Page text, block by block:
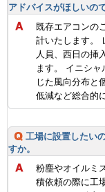
アドバイスがほしいの
既存エアコンの
計いたします。
人員、西日の挿
ます。 イニシ
じた風向分布と
低減など総合的
工場に設置したい
すか。
粉塵やオイルミ
積依頼の際に工